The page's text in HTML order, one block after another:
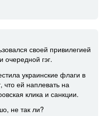
своей привилегией
очередной гэг.
украинские флаги в
ей наплевать на
клика и санкции.
не так ли?